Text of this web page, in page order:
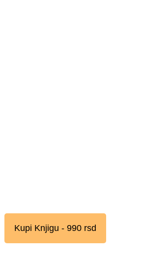
Kupi Knjigu - 990 rsd